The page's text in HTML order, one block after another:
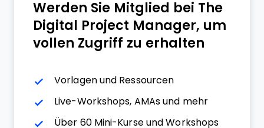
Werden Sie Mitglied bei The
Digital Project Manager, um
vollen Zugriff zu erhalten
Vorlagen und Ressourcen
Live-Workshops, AMAs und mehr
Über 60 Mini-Kurse und Workshops